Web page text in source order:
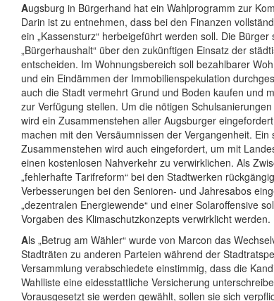
Augsburg in Bürgerhand hat ein Wahlprogramm zur
Darin ist zu entnehmen, dass bei den Finanzen
ein „Kassensturz“ herbeigeführt werden soll. Die Bürger
„Bürgerhaushalt“ über den zukünftigen Einsatz der
entscheiden. Im Wohnungsbereich soll bezahlbarer
und ein Eindämmen der Immobilienspekulation
auch die Stadt vermehrt Grund und Boden kaufen und
zur Verfügung stellen. Um die nötigen
wird ein Zusammenstehen aller Augsburger
machen mit den Versäumnissen der Vergangenheit. Ein
Zusammenstehen wird auch eingefordert, um mit
einen kostenlosen Nahverkehr zu verwirklichen. Als
„fehlerhafte Tarifreform“ bei den Stadtwerken
Verbesserungen bei den Senioren- und Jahresabos
„dezentralen Energiewende“ und einer Solaroffensive
Vorgaben des Klimaschutzkonzepts verwirklicht werden.
Als „Betrug am Wähler“ wurde von Marcon das
Stadträten zu anderen Parteien während der
Versammlung verabschiedete einstimmig, dass die
Wahlliste eine eidesstattliche Versicherung
Vorausgesetzt sie werden gewählt, sollen sie sich